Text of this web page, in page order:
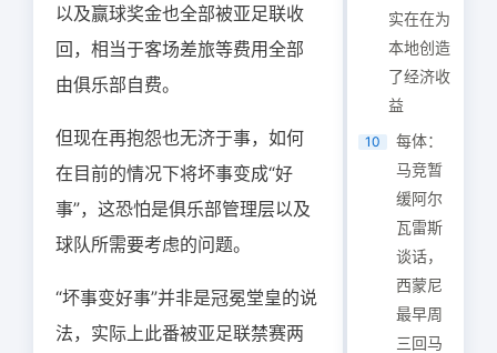
以及赢球奖金也全部被亚足联收
回，相当于客场差旅等费用全部
由俱乐部自费。
但现在再抱怨也无济于事，如何
在目前的情况下将坏事变成“好
事”，这恐怕是俱乐部管理层以及
球队所需要考虑的问题。
“坏事变好事”并非是冠冕堂皇的说
法，实际上此番被亚足联禁赛两
实在在为
本地创造
了经济收
益
10
每体：
马竞暂
缓阿尔
瓦雷斯
谈话，
西蒙尼
最早周
三回马